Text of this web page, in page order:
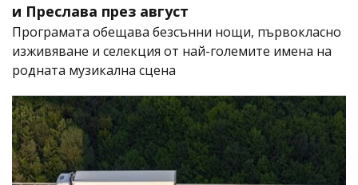
и Преслава през август
Програмата обещава безсънни нощи, първокласно
изживяване и селекция от най-големите имена на
родната музикална сцена